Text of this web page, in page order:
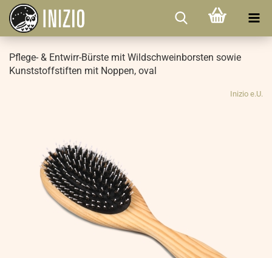
Pflege- & Entwirr-Bürste mit Wildschweinborsten sowie
Kunststoffstiften mit Noppen, oval
Inizio e.U.